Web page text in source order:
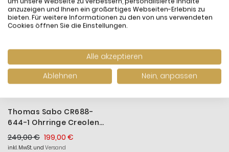
Thomas Sabo CR688-
644-1 Ohrringe Creolen
Damen Delfin mit Blauen
Steinen Silber
199,00 €
249,00 €
inkl. MwSt. und Versand
anzuzeigen und Ihnen ein großartiges Webseiten-Erlebnis zu
bieten. Für weitere Informationen zu den von uns verwendeten
Cookies öffnen Sie die Einstellungen.
Alle akzeptieren
Ablehnen
Nein, anpassen